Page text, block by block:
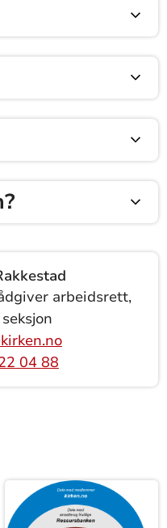
arbeidsrett,
04 88